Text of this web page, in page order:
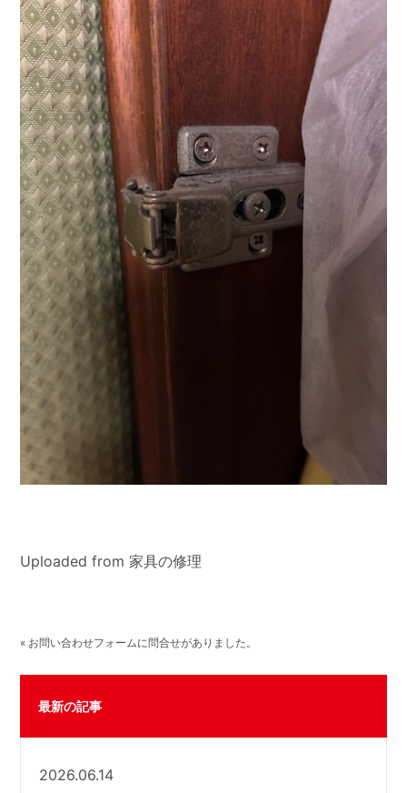
Uploaded from 家具の修理
« お問い合わせフォームに問合せがありました。
最新の記事
2026.06.14